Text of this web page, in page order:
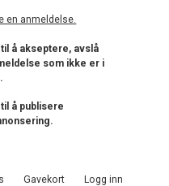
en anmeldelse.
å akseptere, avslå
som ikke er i
å publisere
Gavekort Logg inn